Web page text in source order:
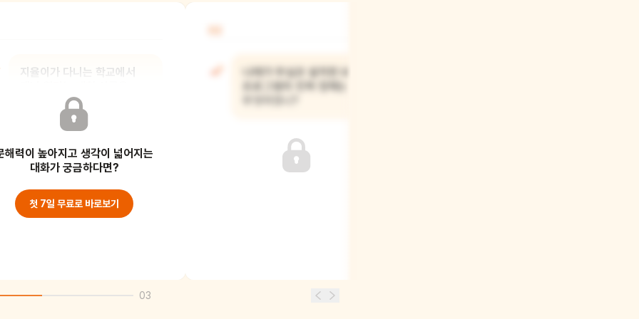
지율이가 다니는 학교에서
무엇이었니?
해력이 높아지고 생각이 넓어지는
대화가 궁금하다면?
첫 7일 무료로 바로보기
나래가 무심코 설치한 보안
프로그램의 진짜 정체는
03